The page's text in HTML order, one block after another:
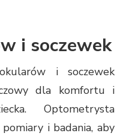
i soczewek
i soczewek
dla komfortu i
Optometrysta
i badania, aby